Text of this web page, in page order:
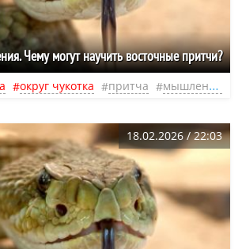
Чему могут научить восточные притчи?
округ чукотка притча мышление
18.02.2026 / 22:03